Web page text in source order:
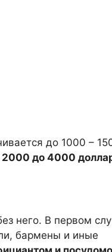
до 1000 –
2000 до 4000
него. В первом
бармены и иные